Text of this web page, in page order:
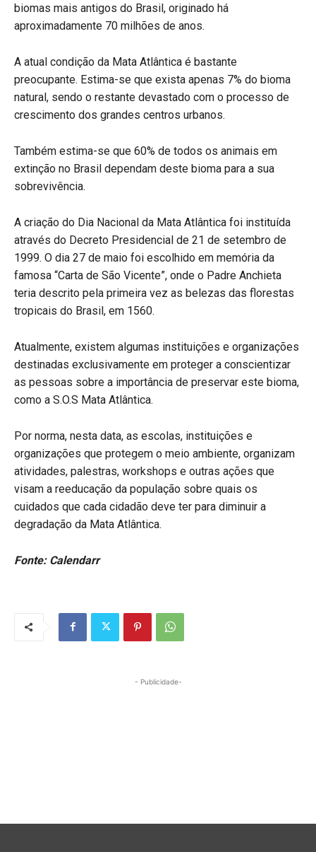
biomas mais antigos do Brasil, originado há
aproximadamente 70 milhões de anos.
A atual condição da Mata Atlântica é bastante
preocupante. Estima-se que exista apenas 7% do bioma
natural, sendo o restante devastado com o processo de
crescimento dos grandes centros urbanos.
Também estima-se que 60% de todos os animais em
extinção no Brasil dependam deste bioma para a sua
sobrevivência.
A criação do Dia Nacional da Mata Atlântica foi instituída
através do Decreto Presidencial de 21 de setembro de
1999. O dia 27 de maio foi escolhido em memória da
famosa “Carta de São Vicente”, onde o Padre Anchieta
teria descrito pela primeira vez as belezas das florestas
tropicais do Brasil, em 1560.
Atualmente, existem algumas instituições e organizações
destinadas exclusivamente em proteger a conscientizar
as pessoas sobre a importância de preservar este bioma,
como a S.O.S Mata Atlântica.
Por norma, nesta data, as escolas, instituições e
organizações que protegem o meio ambiente, organizam
atividades, palestras, workshops e outras ações que
visam a reeducação da população sobre quais os
cuidados que cada cidadão deve ter para diminuir a
degradação da Mata Atlântica.
Fonte: Calendarr
- Publicidade-